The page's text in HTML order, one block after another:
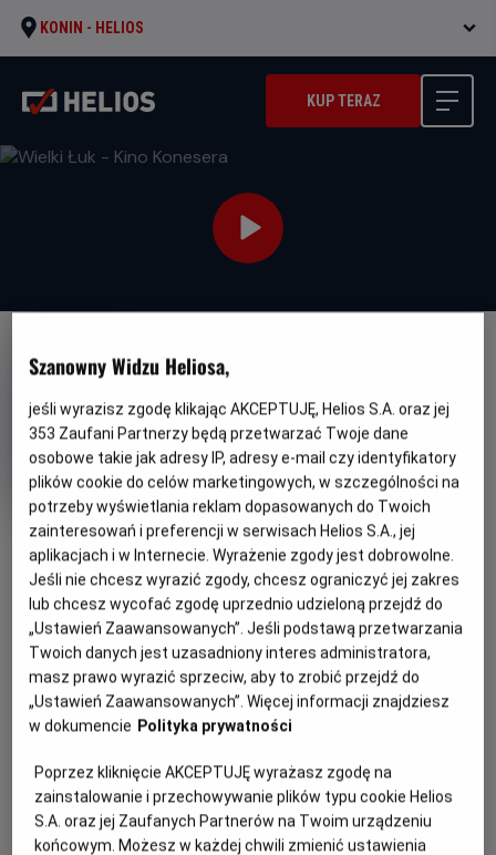
KONIN - HELIOS
KUP TERAZ
OBSERWUJ
Wielki Łuk - Kino Konesera
Oryginalny
tytuł
L'inconnu de la Grande Arche
Gatunek
Komediodramat
Minimalny
wiek
Od 15 lat
Czas
trwania
114 min
REŻYSERIA
Stéphane Demoustier
SCENARIUSZ
Stéphane Demoustier
OBSADA
Sidse Babett Knudsen, Claes Bang, Xavier Dolan, Swann
Arlaud, Michel Fau
WIĘCEJ SZCZEGÓŁÓW
OPIS WYDARZENIA
Poruszająca i pełna humoru prawdziwa historia z
gwiazdorską obsadą.
Rok 1982, anonimowy wykładowca i pasjonat wędkarstwa w
średnim wieku, Johann Otto von Spreckelsen – sensacyjnie
wygrywa najważniejszy konkurs architektoniczny na
Szanowny Widzu Heliosa,
jeśli wyrazisz zgodę klikając AKCEPTUJĘ, Helios S.A. oraz jej
353 Zaufani Partnerzy będą przetwarzać Twoje dane
osobowe takie jak adresy IP, adresy e-mail czy identyfikatory
plików cookie do celów marketingowych, w szczególności na
potrzeby wyświetlania reklam dopasowanych do Twoich
zainteresowań i preferencji w serwisach Helios S.A., jej
aplikacjach i w Internecie. Wyrażenie zgody jest dobrowolne.
Jeśli nie chcesz wyrazić zgody, chcesz ograniczyć jej zakres
lub chcesz wycofać zgodę uprzednio udzieloną przejdź do
„Ustawień Zaawansowanych”. Jeśli podstawą przetwarzania
Twoich danych jest uzasadniony interes administratora,
masz prawo wyrazić sprzeciw, aby to zrobić przejdź do
„Ustawień Zaawansowanych”. Więcej informacji znajdziesz
w dokumencie Polityka prywatności
Poprzez kliknięcie AKCEPTUJĘ wyrażasz zgodę na
zainstalowanie i przechowywanie plików typu cookie Helios
S.A. oraz jej Zaufanych Partnerów na Twoim urządzeniu
końcowym. Możesz w każdej chwili zmienić ustawienia